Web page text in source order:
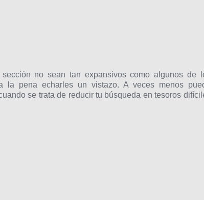
no sean tan expansivos como algunos de
la pena echarles un vistazo. A veces menos
se trata de reducir tu búsqueda en tesoros